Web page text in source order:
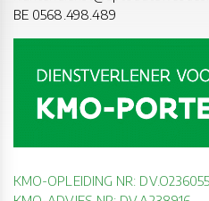
BE 0568.498.489
KMO-OPLEIDING NR: DV.O236055